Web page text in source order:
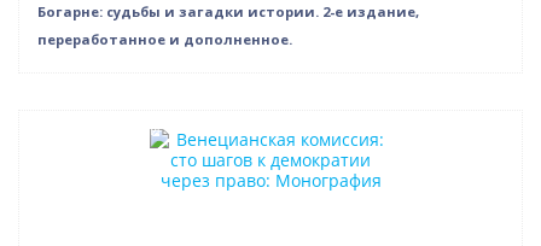
Богарне: судьбы и загадки истории. 2-е издание,
переработанное и дополненное.
Нет в наличии